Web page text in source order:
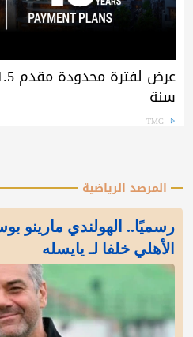
سنة
TMG
المرصد الرياضية
رسميًا.. الهولندي مارينو
الأهلي خلفا لـ يايسله